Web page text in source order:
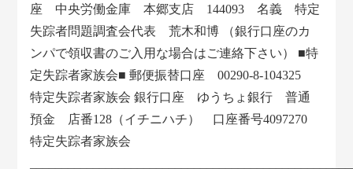
座 中央労働金庫 本郷支店 144093 名義 特定
失踪者問題調査会代表 荒木和博 （銀行口座のカ
ンパで領収書のご入用な場合はご連絡下さい） ■特
定失踪者家族会■ 郵便振替口座 00290-8-104325
特定失踪者家族会 銀行口座 ゆうちょ銀行 普通
預金 店番128（イチニハチ） 口座番号4097270
特定失踪者家族会